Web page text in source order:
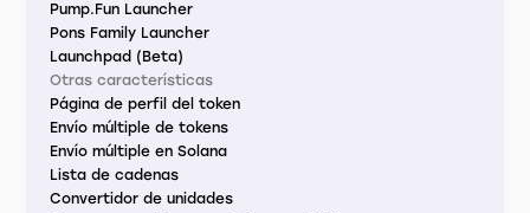
Pump.Fun Launcher
Pons Family Launcher
Launchpad (Beta)
Otras características
Página de perfil del token
Envío múltiple de tokens
Envío múltiple en Solana
Lista de cadenas
Convertidor de unidades